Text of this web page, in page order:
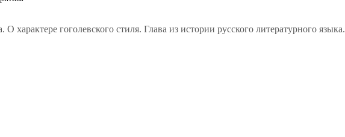
гоголевского стиля. Глава из истории русского литературного языка.